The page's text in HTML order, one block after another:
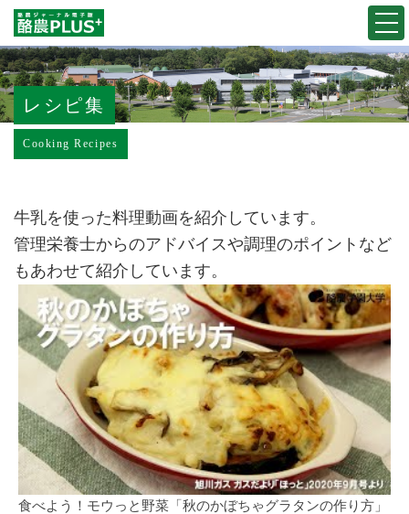
レシピ集
Cooking Recipes
牛乳を使った料理動画を紹介しています。
管理栄養士からのアドバイスや調理のポイントなど
もあわせて紹介しています。
食べよう！モウっと野菜「秋のかぼちゃグラタンの作り方」